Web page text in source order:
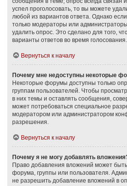
успел проголосовать, то вы можете
любой из вариантов ответа. Однако
только модераторы или
удалить опрос. Это сделано для того,
варианты ответов во время голосования.
Вернуться к началу
Почему мне недоступны некоторые
Некоторые форумы доступны только
группам пользователей. Чтобы
в них темы и оставлять сообщения,
может потребоваться специальное
модератором или администратором
разрешения.
Вернуться к началу
Почему я не могу добавлять
Право добавления вложений может
форума, группы или пользователя.
не разрешить добавление вложений в